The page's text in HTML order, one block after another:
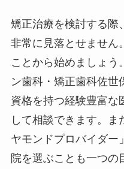
矯正治療を検討する際
非常に見落とせません
ことから始めましょう
ン歯科・矯正歯科佐世
資格を持つ経験豊富な
して相談できます。ま
ヤモンドプロバイダー
院を選ぶことも一つの